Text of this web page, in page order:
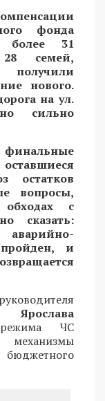
фонда
более 31
семей,
нового.
на ул.
сильно
финальные
остатков
вопросы,
с
сказать:
и
Ярослава
ЧС
механизмы